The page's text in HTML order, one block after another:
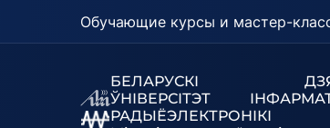
Обучающие курсы и мастер-
БЕЛАРУСКІ
ЎНІВЕРСІТЭТ
РАДЫЁЭЛЕКТРОНІКІ